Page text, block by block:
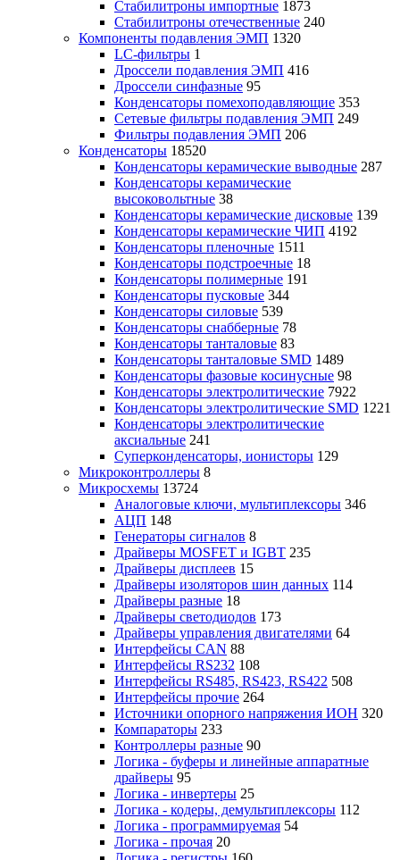
Стабилитроны импортные 1873
Стабилитроны отечественные 240
Компоненты подавления ЭМП 1320
LC-фильтры 1
Дроссели подавления ЭМП 416
Дроссели синфазные 95
Конденсаторы помехоподавляющие 353
Сетевые фильтры подавления ЭМП 249
Фильтры подавления ЭМП 206
Конденсаторы 18520
Конденсаторы керамические выводные 287
Конденсаторы керамические
высоковольтные 38
Конденсаторы керамические дисковые 139
Конденсаторы керамические ЧИП 4192
Конденсаторы пленочные 1511
Конденсаторы подстроечные 18
Конденсаторы полимерные 191
Конденсаторы пусковые 344
Конденсаторы силовые 539
Конденсаторы снабберные 78
Конденсаторы танталовые 83
Конденсаторы танталовые SMD 1489
Конденсаторы фазовые косинусные 98
Конденсаторы электролитические 7922
Конденсаторы электролитические SMD 1221
Конденсаторы электролитические
аксиальные 241
Суперконденсаторы, ионисторы 129
Микроконтроллеры 8
Микросхемы 13724
Аналоговые ключи, мультиплексоры 346
АЦП 148
Генераторы сигналов 8
Драйверы MOSFET и IGBT 235
Драйверы дисплеев 15
Драйверы изоляторов шин данных 114
Драйверы разные 18
Драйверы светодиодов 173
Драйверы управления двигателями 64
Интерфейсы CAN 88
Интерфейсы RS232 108
Интерфейсы RS485, RS423, RS422 508
Интерфейсы прочие 264
Источники опорного напряжения ИОН 320
Компараторы 233
Контроллеры разные 90
Логика - буферы и линейные аппаратные
драйверы 95
Логика - инвертеры 25
Логика - кодеры, демультиплексоры 112
Логика - программируемая 54
Логика - прочая 20